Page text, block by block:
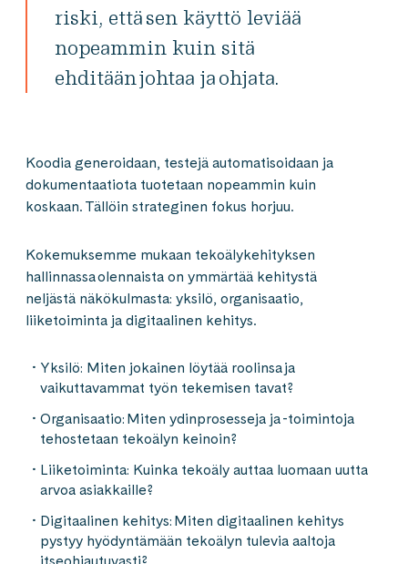
riski, että sen käyttö leviää
nopeammin kuin sitä
ehditään johtaa ja ohjata.
Koodia generoidaan, testejä automatisoidaan ja
dokumentaatiota tuotetaan nopeammin kuin
koskaan. Tällöin strateginen fokus horjuu.
Kokemuksemme mukaan tekoälykehityksen
hallinnassa olennaista on ymmärtää kehitystä
neljästä näkökulmasta: yksilö, organisaatio,
liiketoiminta ja digitaalinen kehitys.
Yksilö: Miten jokainen löytää roolinsa ja
vaikuttavammat työn tekemisen tavat?
Organisaatio: Miten ydinprosesseja ja -toimintoja
tehostetaan tekoälyn keinoin?
Liiketoiminta: Kuinka tekoäly auttaa luomaan uutta
arvoa asiakkaille?
Digitaalinen kehitys: Miten digitaalinen kehitys
pystyy hyödyntämään tekoälyn tulevia aaltoja